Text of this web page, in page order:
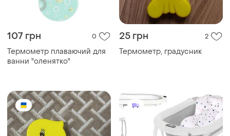
107 грн 0
Термометр плаваючий для
ванни "оленятко"
25 грн 2
Термометр, градусник